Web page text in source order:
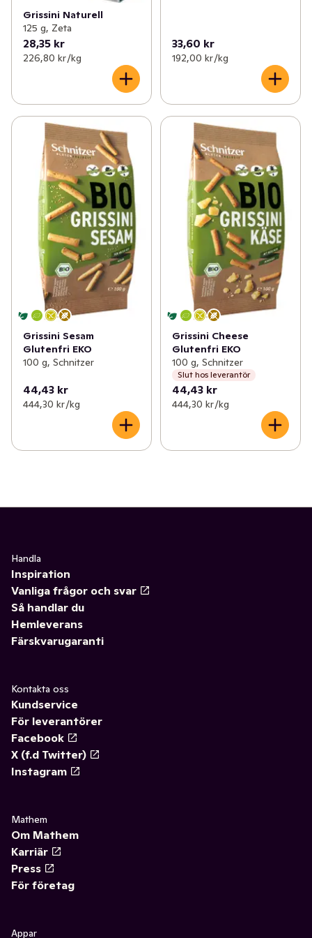
Grissini Naturell
125 g, Zeta
28,35 kr
226,80 kr /kg
33,60 kr
192,00 kr /kg
Grissini Sesam
Glutenfri EKO
100 g, Schnitzer
44,43 kr
444,30 kr /kg
Grissini Cheese
Glutenfri EKO
100 g, Schnitzer
Slut hos leverantör
44,43 kr
444,30 kr /kg
Handla
Inspiration
Vanliga frågor och svar
Så handlar du
Hemleverans
Färskvarugaranti
Kontakta oss
Kundservice
För leverantörer
Facebook
X (f.d Twitter)
Instagram
Mathem
Om Mathem
Karriär
Press
För företag
Appar